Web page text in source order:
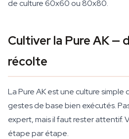
de culture 60x60 ou 80x80.
Cultiver la Pure AK —
récolte
La Pure AK est une culture simple
gestes de base bien exécutés.
expert, mais il faut rester attentif.
étape par étape.